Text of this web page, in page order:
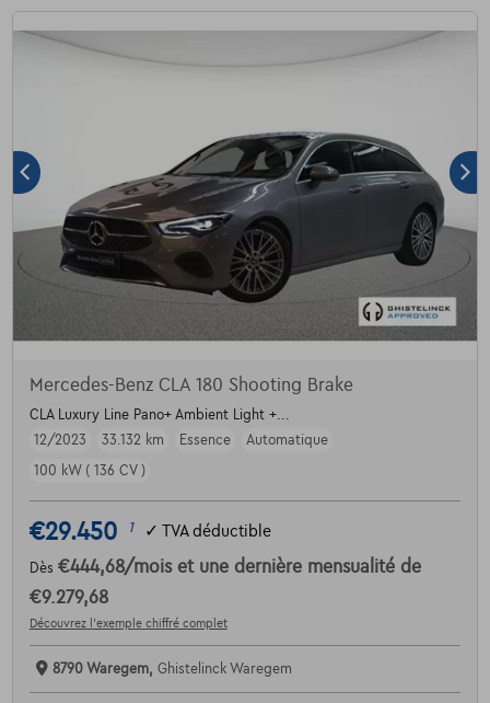
Mercedes-Benz CLA 180 Shooting Brake
CLA Luxury Line Pano+ Ambient Light +...
12/2023
33.132 km Essence
Automatique
100 kW ( 136 CV )
€29.450 1 ✓ TVA déductible
Dès €444,68/mois et une dernière mensualité de
€9.279,68
Découvrez l’exemple chiffré complet
8790 Waregem, Ghistelinck Waregem